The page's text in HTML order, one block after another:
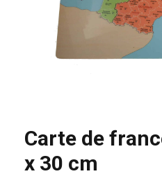
Carte de
x 30 cm